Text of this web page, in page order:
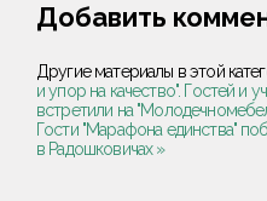
Добавить
Другие материалы в этой
и упор на качество". Гостей и
встретили на
Гости "Марафона единства"
в Радошковичах »